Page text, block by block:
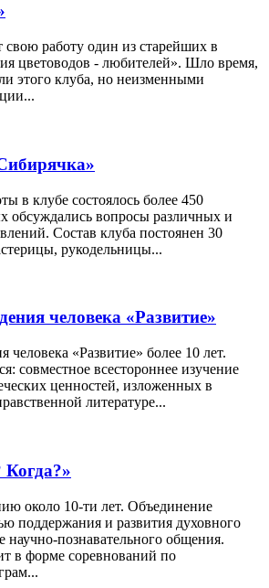
свою работу один из старейших в
цветоводов - любителей». Шло время,
этого клуба, но неизменными
в клубе состоялось более 450
обсуждались вопросы различных и
Состав клуба постоянен 30
рукодельницы...
человека «Развитие»
человека «Развитие» более 10 лет.
совместное всестороннее изучение
ценностей, изложенных в
литературе...
около 10-ти лет. Объединение
поддержания и развития духовного
научно-познавательного общения.
в форме соревнований по